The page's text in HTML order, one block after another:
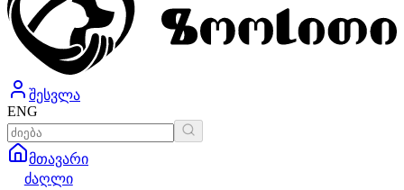
შესვლა
ENG
მთავარი
ძაღლი